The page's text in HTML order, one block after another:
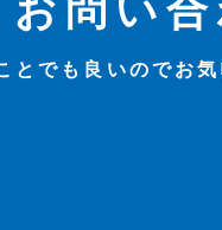
とでも良いのでお